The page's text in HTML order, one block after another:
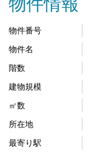
物件番号
物件名
階数
建物規模
㎡数
所在地
最寄り駅